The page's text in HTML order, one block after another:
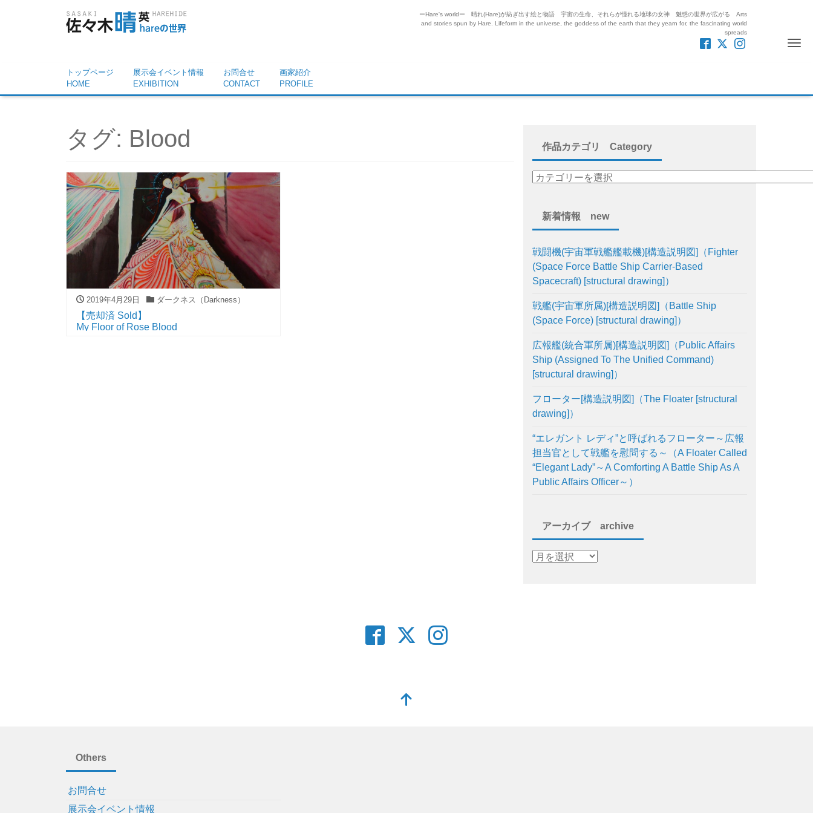
ーHare's worldー 晴れ(Hare)が紡ぎ出す絵と物語 宇宙の生命、それらが憧れる地球の女神 魅惑の世界が広がる Arts
and stories spun by Hare. Lifeform in the universe, the goddess of the earth that they yearn for, the fascinating world
spreads
トップページ
HOME
展示会イベント情報
EXHIBITION
お問合せ
CONTACT
画家紹介
PROFILE
タグ: Blood
2019年4月29日 ダークネス（Darkness）
【売却済 Sold】
My Floor of Rose Blood
作品カテゴリ Category
新着情報 new
戦闘機(宇宙軍戦艦艦載機)[構造説明図]（Fighter
(Space Force Battle Ship Carrier-Based
Spacecraft) [structural drawing]）
戦艦(宇宙軍所属)[構造説明図]（Battle Ship
(Space Force) [structural drawing]）
広報艦(統合軍所属)[構造説明図]（Public Affairs
Ship (Assigned To The Unified Command)
[structural drawing]）
フローター[構造説明図]（The Floater [structural
drawing]）
“エレガント レディ”と呼ばれるフローター～広報
担当官として戦艦を慰問する～（A Floater Called
“Elegant Lady”～A Comforting A Battle Ship As A
Public Affairs Officer～）
アーカイブ archive
Others
お問合せ
展示会イベント情報